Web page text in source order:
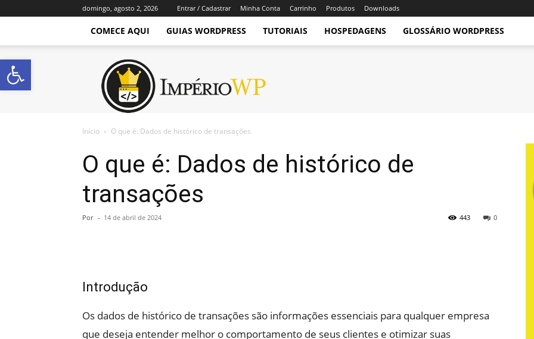
domingo, agosto 2, 2026 Entrar / Cadastrar Minha Conta Carrinho Produtos Downloads
COMECE AQUI GUIAS WORDPRESS TUTORIAIS HOSPEDAGENS GLOSSÁRIO WORDPRESS
Império
WordPress
Início O que é: Dados de histórico de transações
O que é: Dados de histórico de
transações
Por - 14 de abril de 2024 0
443
Introdução
Os dados de histórico de transações são informações essenciais para qualquer empresa
que deseja entender melhor o comportamento de seus clientes e otimizar suas
Abrir a barra de ferramentas